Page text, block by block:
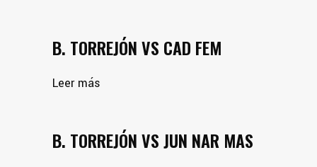
B. TORREJÓN VS CAD FEM
Leer más
B. TORREJÓN VS JUN NAR MAS